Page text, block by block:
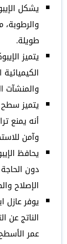
يشكل
طويلة.
يتميز
والمنشآت
يتميز
أنه يمنع
وآمن
يحافظ
دون
الإصلاح
يوفر
الناتج عن
عمر